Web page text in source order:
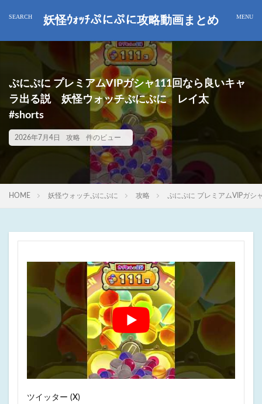
妖怪ｳｫｯﾁぷにぷに攻略動画まとめ
ぷにぷに プレミアムVIPガシャ111回なら良いキャ
ラ出る説 妖怪ウォッチぷにぷに レイ太
#shorts
2026年7月4日 攻略 件のビュー
HOME 妖怪ウォッチぷにぷに 攻略 ぷにぷに プレミアムVIPガ
ツイッター (X)